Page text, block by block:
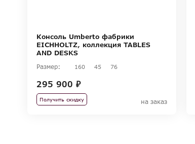
Консоль Umberto фабрики
EICHHOLTZ, коллекция TABLES
AND DESKS
Размер: 160 45 76
295 900 ₽
Получить скидку на заказ